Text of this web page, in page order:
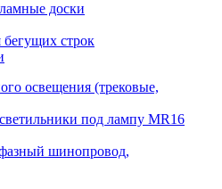
доски
бегущих строк
освещения (трековые,
под лампу MR16
шинопровод,